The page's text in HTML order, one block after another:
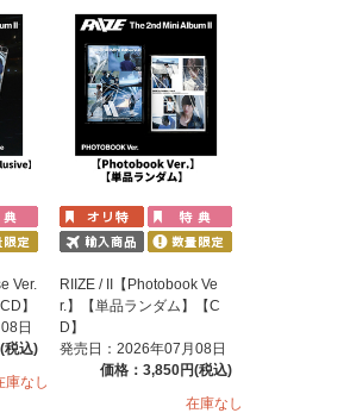
Ver.
】
日
税込)
庫なし
RIIZE / II【Photobook Ve
r.】【単品ランダム】【C
D】
発売日：2026年07月08日
価格：3,850円(税込)
在庫なし